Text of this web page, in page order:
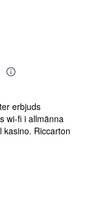
erbjuds
wi-fi i allmänna
kasino. Riccarton